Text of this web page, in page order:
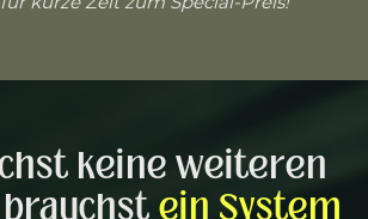
keine weiteren
brauchst ein System,